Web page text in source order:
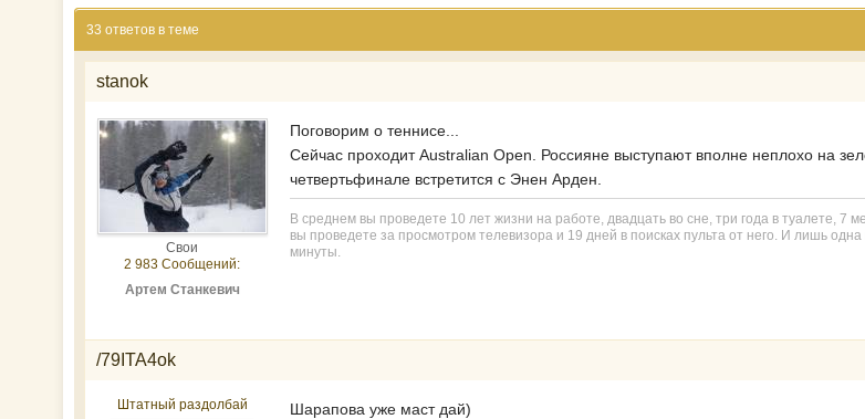
33 ответов в теме
stanok
Свои
2 983 Сообщений:
Артем Станкевич
Поговорим о теннисе...
Сейчас проходит Australian Open. Россияне выступают вполне неплохо на
четвертьфинале встретится с Энен Арден.
В среднем вы проведете 10 лет жизни на работе, двадцать во сне, три года в туалете, 7
вы проведете за просмотром телевизора и 19 дней в поисках пульта от него. И лишь
минуты.
/79ITA4ok
Штатный раздолбай Шарапова уже маст дай)